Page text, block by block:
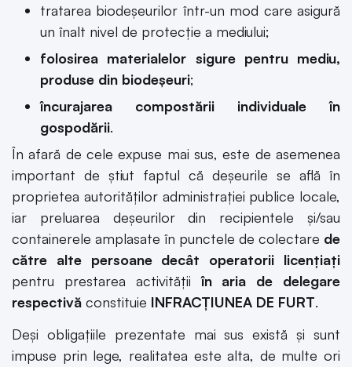
tratarea biodeşeurilor într-un mod care asigură
un înalt nivel de protecţie a mediului;
folosirea materialelor sigure pentru mediu,
produse din biodeşeuri;
încurajarea compostării individuale în
gospodării.
În afară de cele expuse mai sus, este de asemenea
important de știut faptul că deșeurile se află în
proprietea autorităților administrației publice locale,
iar preluarea deşeurilor din recipientele şi/sau
containerele amplasate în punctele de colectare de
către alte persoane decât operatorii licenţiaţi
pentru prestarea activităţiiîn aria de delegare
respectivă constituie INFRACȚIUNEA DE FURT.
Deși obligațiile prezentate mai sus există și sunt
impuse prin lege, realitatea este alta, de multe ori